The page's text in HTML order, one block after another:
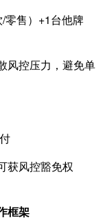
零售）+1台他牌
风控压力，避免单
获风控豁免权
框架